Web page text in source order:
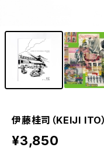
伊藤桂司（KEIJI
¥3,850